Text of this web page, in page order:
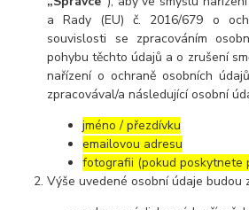
a Rady (EU) č. 2016/679 o
souvislosti se zpracováním
pohybu těchto údajů a o zrušení
nařízení o ochraně osobních
zpracovával/a následující osobní
jméno / přezdívku
emailovou adresu
fotografii (pokud poskytnete
Výše uvedené osobní údaje budou